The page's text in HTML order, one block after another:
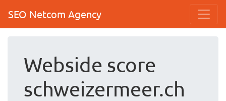
SEO Netcom Agency
Webside score
schweizermeer.ch